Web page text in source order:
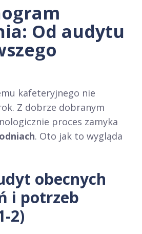
Od audytu
kafeteryjnego nie
Z dobrze dobranym
proces zamyka
. Oto jak to wygląda
obecnych
i potrzeb
2)